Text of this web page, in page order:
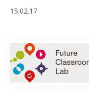
15.02.17